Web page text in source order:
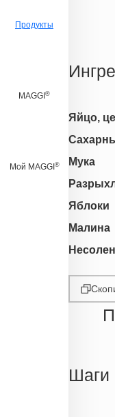
Продукты
MAGGI ®
Мой MAGGI ®
Яйцо,
Мука
Яблоки
Малина
Белки
Шаги